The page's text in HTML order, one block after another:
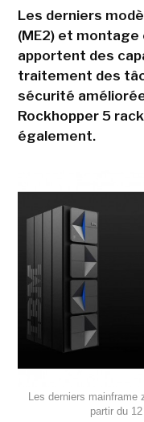
Les derniers
(ME2) et montage
apportent des
traitement des
sécurité
Rockhopper 5
également.
Les derniers mainframe
partir du